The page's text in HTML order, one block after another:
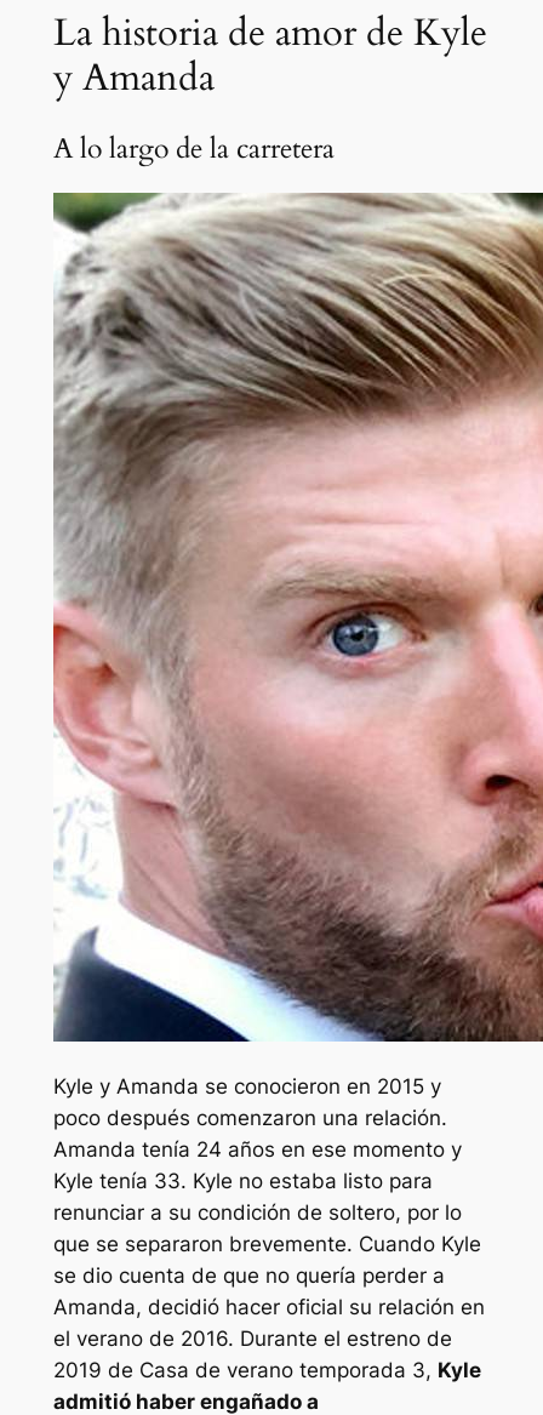
La historia de amor de Kyle
y Amanda
A lo largo de la carretera
Kyle y Amanda se conocieron en 2015 y
poco después comenzaron una relación.
Amanda tenía 24 años en ese momento y
Kyle tenía 33. Kyle no estaba listo para
renunciar a su condición de soltero, por lo
que se separaron brevemente. Cuando Kyle
se dio cuenta de que no quería perder a
Amanda, decidió hacer oficial su relación en
el verano de 2016. Durante el estreno de
2019 de Casa de veranotemporada 3, Kyle
admitió haber engañado a